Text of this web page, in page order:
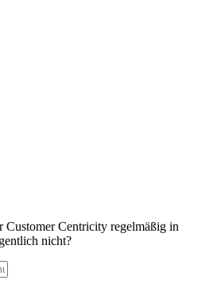
Customer Centricity regelmäßig in
nicht?